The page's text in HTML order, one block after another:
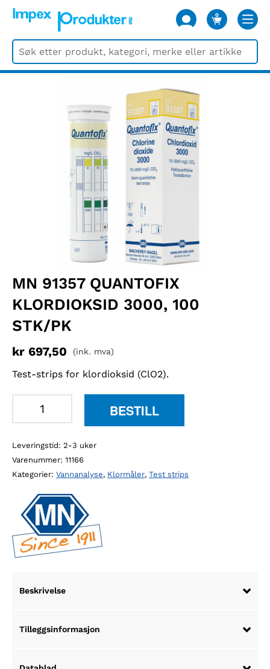
0
VARER
MN 91357 QUANTOFIX
KLORDIOKSID 3000, 100
STK/PK
kr 697,50 (ink. mva)
Test-strips for klordioksid (ClO2).
klordioksid
3000,
100
stk/pk
antall
BESTILL
Leveringstid: 2-3 uker
Varenummer: 11166
Kategorier: Vannanalyse, Klormåler, Test strips
Beskrivelse
Tilleggsinformasjon